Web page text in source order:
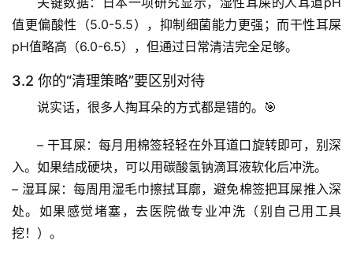
宇
天
活
科
学
值更偏酸性（5.0-5.5），抑制细菌能力更强；而干性耳屎
pH值略高（6.0-6.5），但通过日常清洁完全足够。
3.2 你的“清理策略”要区别对待
说实话，很多人掏耳朵的方式都是错的。🎯
– 干耳屎：每月用棉签轻轻在外耳道口旋转即可，别深
入。如果结成硬块，可以用碳酸氢钠滴耳液软化后冲洗。
– 湿耳屎：每周用湿毛巾擦拭耳廓，避免棉签把耳屎推入深
处。如果感觉堵塞，去医院做专业冲洗（别自己用工具
挖！）。